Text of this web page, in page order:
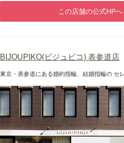
この店舗の公式HPへ
BIJOUPIKO(ビジュピコ) 表参道店
東京・表参道にある婚約指輪、結婚指輪の セ